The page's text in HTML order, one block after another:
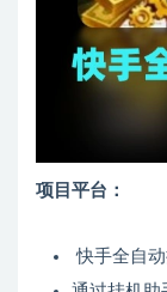
项目平台：
快手全自